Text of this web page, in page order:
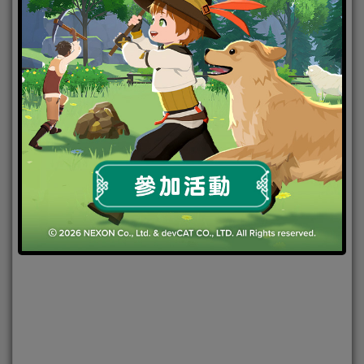
2022-07-14 |Android,IOS,手機遊戲,焦點新聞